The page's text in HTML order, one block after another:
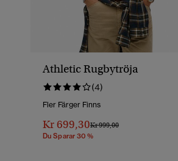
Athletic Rugbytröja
(4)
Fler Färger Finns
Kr 699,30Pris Reducerat Från
Kr 999,00Till
Du Sparar 30 %